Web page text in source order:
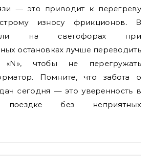
— это приводит к перегреву
износу фрикционов. В
на светофорах при
остановках лучше переводить
чтобы не перегружать
Помните, что забота о
сегодня — это уверенность в
поездке без неприятных